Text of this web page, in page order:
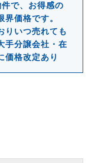
で、お得感の
価格です。
りいつ売れても
手分譲会社・在
価格改定あり